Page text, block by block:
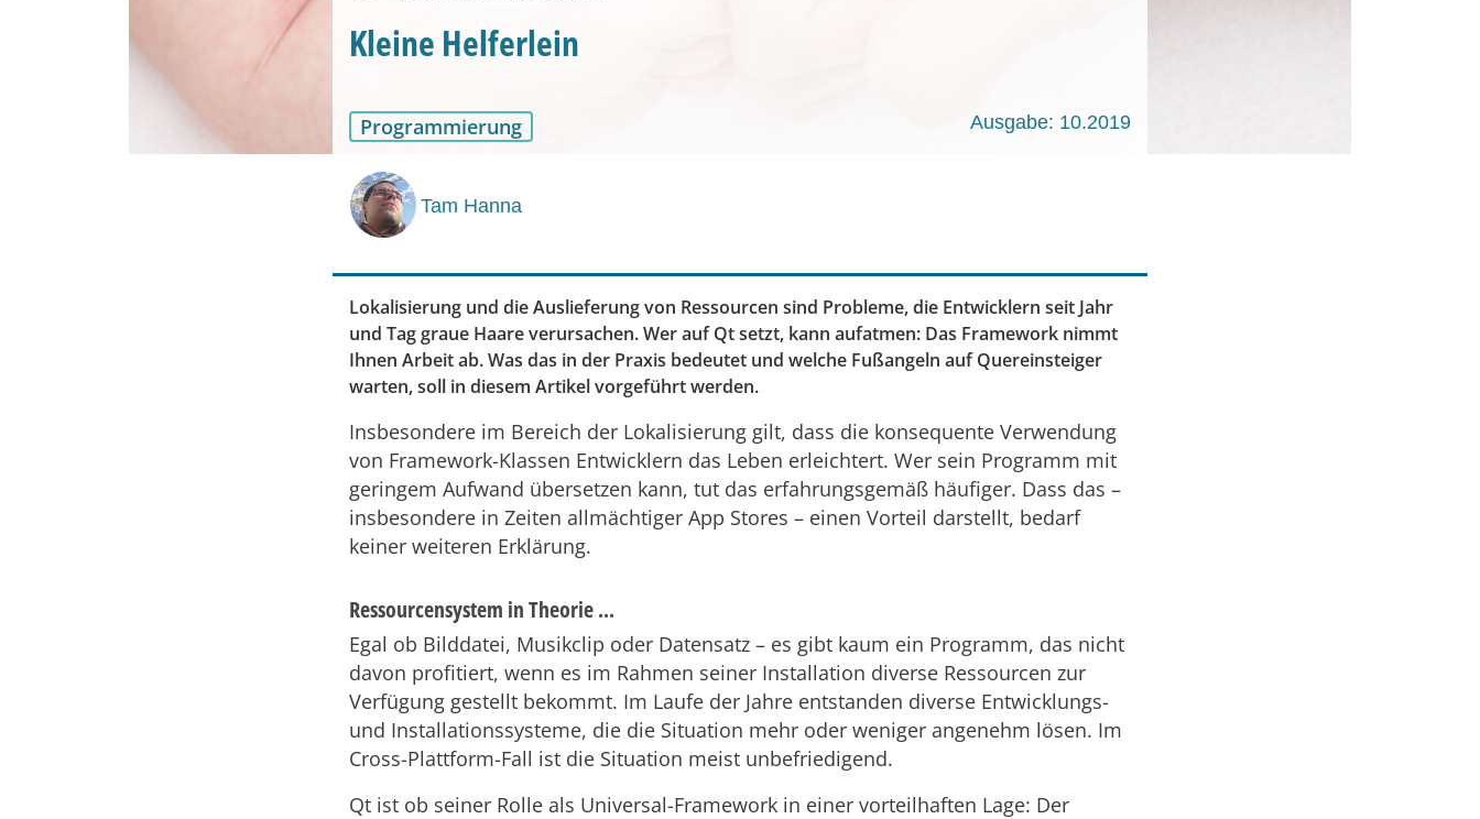
Kleine Helferlein
Programmierung Ausgabe: 10.2019
Tam Hanna
Lokalisierung und die Auslieferung von Ressourcen sind Probleme, die Entwicklern seit Jahr
und Tag graue Haare verursachen. Wer auf Qt setzt, kann aufatmen: Das Framework nimmt
Ihnen Arbeit ab. Was das in der Praxis bedeutet und welche Fußangeln auf Quereinsteiger
warten, soll in diesem Artikel vorgeführt werden.
Insbesondere im Bereich der Lokalisierung gilt, dass die konsequente Verwendung
von Framework-Klassen Entwicklern das Leben erleichtert. Wer sein Programm mit
geringem Aufwand übersetzen kann, tut das erfahrungsgemäß häufiger. Dass das –
insbesondere in Zeiten allmächtiger App Stores – einen Vorteil darstellt, bedarf
keiner weiteren Erklärung.
Ressourcensystem in Theorie ...
Egal ob Bilddatei, Musikclip oder Datensatz – es gibt kaum ein Programm, das nicht
davon profitiert, wenn es im Rahmen seiner Installation diverse Ressourcen zur
Verfügung gestellt bekommt. Im Laufe der Jahre entstanden diverse Entwicklungs-
und Installationssysteme, die die Situation mehr oder weniger angenehm lösen. Im
Cross-Plattform-Fall ist die Situation meist unbefriedigend.
Qt ist ob seiner Rolle als Universal-Framework in einer vorteilhaften Lage: Der